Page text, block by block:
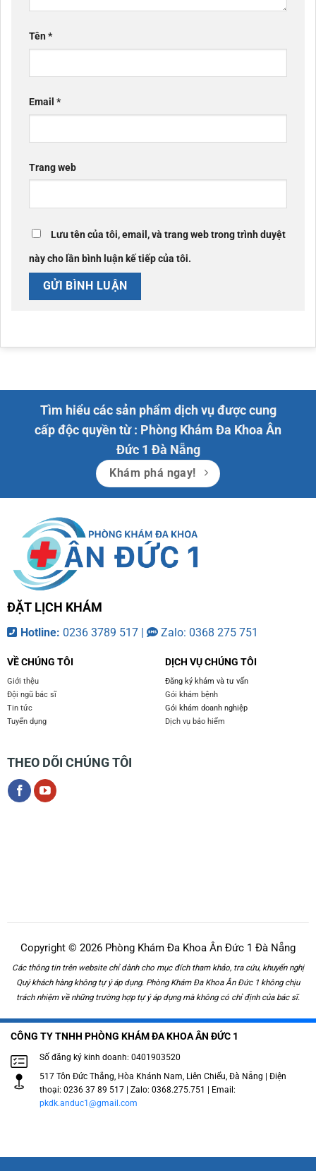
Tên*
Email *
Trang web
Lưu tên của tôi, email, và trang web trong trình duyệt
này cho lần bình luận kế tiếp của tôi.
Tìm hiểu các sản phẩm dịch vụ được cung
cấp độc quyền từ : Phòng Khám Đa Khoa Ân
Đức 1 Đà Nẵng
Khám phá ngay!
ĐẶT LỊCH KHÁM
Hotline: 0236 3789 517 | Zalo: 0368 275 751
VỀ CHÚNG TÔI
Giới thệu
Đội ngũ bác sĩ
Tin tức
Tuyển dụng
DỊCH VỤ CHÚNG TÔI
Đăng ký khám và tư vấn
Gói khám bệnh
Gói khám doanh nghiệp
Dịch vụ bảo hiểm
THEO DÕI CHÚNG TÔI
Copyright © 2026 Phòng Khám Đa Khoa Ân Đức 1 Đà Nẵng
Các thông tin trên website chỉ dành cho mục đích tham khảo, tra cứu, khuyến nghị
Quý khách hàng không tự ý áp dụng. Phòng Khám Đa Khoa Ân Đức 1 không chịu
trách nhiệm về những trường hợp tự ý áp dụng mà không có chỉ định của bác sĩ.
CÔNG TY TNHH PHÒNG KHÁM ĐA KHOA ÂN ĐỨC 1
Số đăng ký kinh doanh: 0401903520
517 Tôn Đức Thắng, Hòa Khánh Nam, Liên Chiểu, Đà Nẵng | Điện
thoại: 0236 37 89 517 | Zalo: 0368.275.751 | Email:
pkdk.anduc1@gmail.com